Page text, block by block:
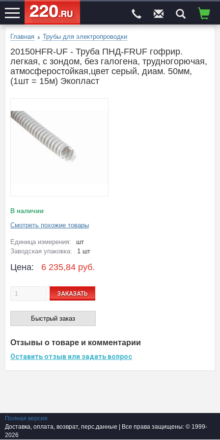
ЭЛЕКТРОСАЙТ№1
Главная Трубы для электропроводки
20150HFR-UF - Труба ПНД-FRUF гофрир.
легкая, с зондом, без галогена, трудногорючая,
атмосферостойкая,цвет серый, диам. 50мм,
(1шт = 15м) Экопласт
В наличии
Смотреть похожие товары
Единица измерения:
шт
Заводская упаковка:
1 шт
Цена: 6 235,84 руб.
ЗАКАЗАТЬ
Быстрый заказ
Отзывы о товаре и комментарии
Оставить отзыв или задать вопрос
Полная версия
Доставка, оплата, возврат, перс.данные | Все права защищены: © 1999-
2026